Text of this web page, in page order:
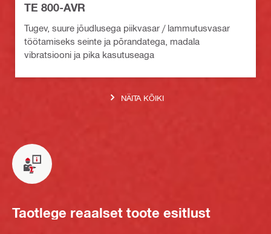
TE 800-AVR
Tugev, suure jõudlusega piikvasar / lammutusvasar
töötamiseks seinte ja põrandatega, madala
vibratsiooni ja pika kasutuseaga
NÄITA KÕIKI
Taotlege reaalset toote esitlust